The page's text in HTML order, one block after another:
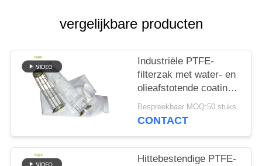
vergelijkbare producten
Industriële PTFE-
filterzak met water- en
olieafstotende coating
en hoge treksterkte
voor
Bespreekbaar MOQ:50 stuks
CONTACT
Hittebestendige PTFE-